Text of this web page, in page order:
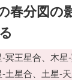
春分図の
-冥王星合、木星
-土星合、土星-